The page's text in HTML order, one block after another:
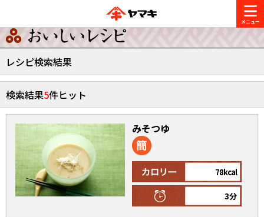
商品情報
ブランド一覧
ヤマキ 割烹白だし
レシピ
おいしいレシピを探す
おいしいレシピトップ
主食レシピ
かつお節・だしを楽しむ
かつお節・だしを知る
だしの取り方
CM・キャンペーン
企業・採用情報
レシピ検索結果
検索結果5件ヒット
みそつゆ
78kcal
3分